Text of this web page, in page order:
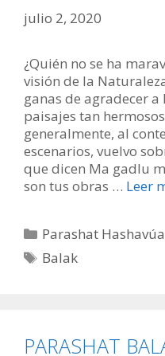
julio 2, 2020
¿Quién no se ha
visión de la
ganas de agradecer a
paisajes tan
generalmente, al
escenarios, vuelvo
que dicen Ma gadlu
son tus obras … Leer
Categorías
Parashat Hashavúa
Etiquetas
Balak
PARASHAT